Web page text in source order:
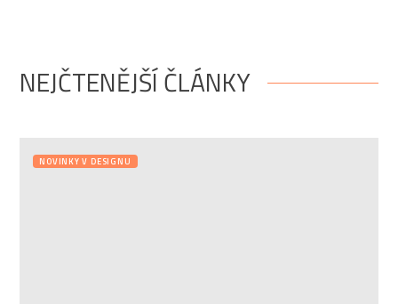
NEJČTENĚJŠÍ ČLÁNKY
NOVINKY V DESIGNU